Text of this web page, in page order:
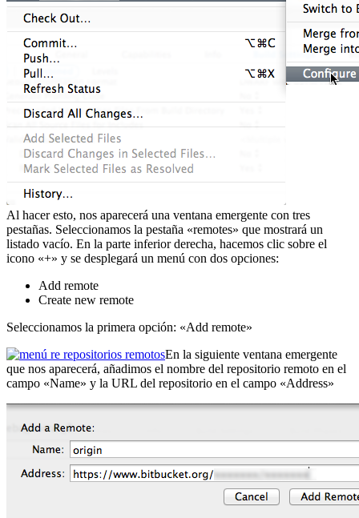
Al hacer esto, nos aparecerá una ventana emergente con tres
pestañas. Seleccionamos la pestaña «remotes» que mostrará un
listado vacío. En la parte inferior derecha, hacemos clic sobre el
icono «+» y se desplegará un menú con dos opciones:
Add remote
Create new remote
Seleccionamos la primera opción: «Add remote»
En la siguiente ventana emergente
que nos aparecerá, añadimos el nombre del repositorio remoto en el
campo «Name» y la URL del repositorio en el campo «Address»